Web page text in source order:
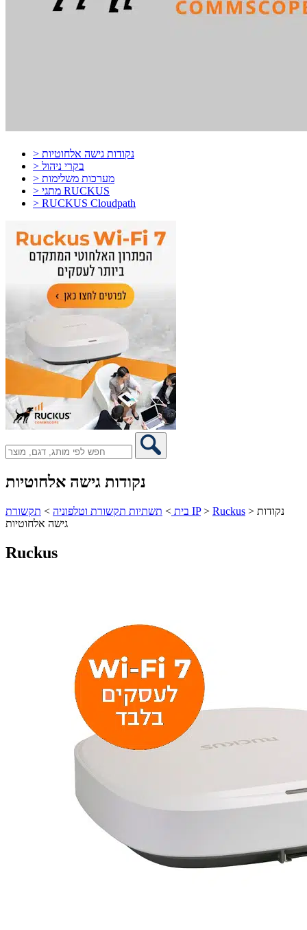
> נקודות גישה אלחוטיות
> בקרי ניהול
> מערכות משלימות
> מתגי RUCKUS
> RUCKUS Cloudpath
נקודות גישה אלחוטיות
בית > תשתיות תקשורת וטלפוניה > תקשורת IP> Ruckus > נקודות
גישה אלחוטיות
Ruckus